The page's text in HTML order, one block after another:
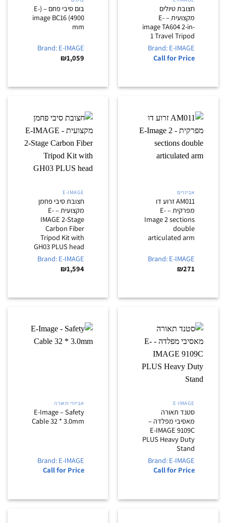
חצובת טיולים
מקצועית – E-
image TA604 2-in-
1 Travel Tripod
Brand: E-IMAGE
Call for Price
בום סיבי פחם – (E-
image BC16 (4900
mm
Brand: E-IMAGE
₪1,059
אביזרים
AM011 זרוע דו
מפרקית – E-
Image 2 sections
double
articulated arm
Brand: E-IMAGE
₪271
E-IMAGE
חצובת סיבי פחמן
מקצועית – E-
IMAGE 2-Stage
Carbon Fiber
Tripod Kit with
GH03 PLUS head
Brand: E-IMAGE
₪1,594
E-IMAGE
סטנד תאורה
מאסיבי מפלדה –
E-IMAGE 9109C
PLUS Heavy Duty
Stand
Brand: E-IMAGE
Call for Price
אביזרי תאורה
E-Image – Safety
Cable 32 * 3.0mm
Brand: E-IMAGE
Call for Price